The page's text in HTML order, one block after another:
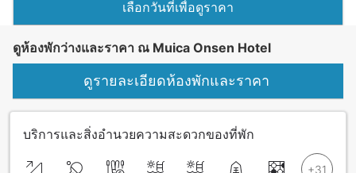
เลือกวันที่เพื่อดูราคา
ดูห้องพักว่างและราคา ณ Muica Onsen Hotel
ดูรายละเอียดห้องพักและราคา
บริการและสิ่งอำนวยความสะดวกของที่พัก